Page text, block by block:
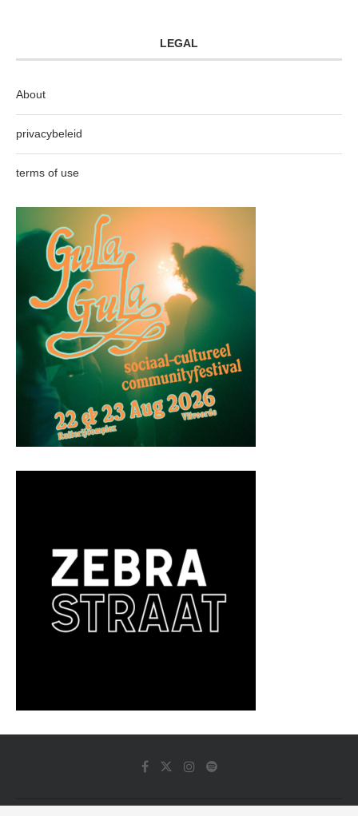
LEGAL
About
privacybeleid
terms of use